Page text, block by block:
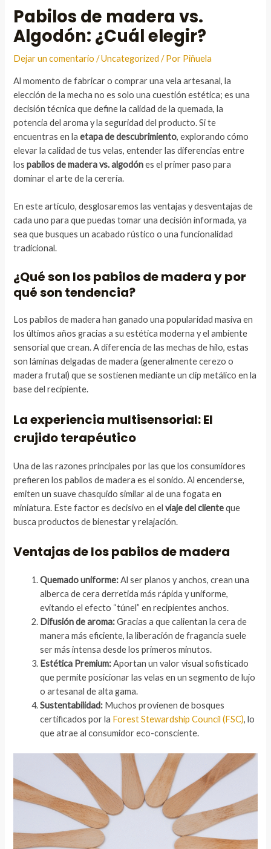
Pabilos de madera vs.
Algodón: ¿Cuál elegir?
Dejar un comentario /Uncategorized / Por Piñuela
Al momento de fabricar o comprar una vela artesanal, la
elección de la mecha no es solo una cuestión estética; es una
decisión técnica que define la calidad de la quemada, la
potencia del aroma y la seguridad del producto. Si te
encuentras en laetapa de descubrimiento, explorando cómo
elevar la calidad de tus velas, entender las diferencias entre
lospabilos de madera vs. algodónes el primer paso para
dominar el arte de la cerería.
En este artículo, desglosaremos las ventajas y desventajas de
cada uno para que puedas tomar una decisión informada, ya
sea que busques un acabado rústico o una funcionalidad
tradicional.
¿Qué son los pabilos de madera y por
qué son tendencia?
Los pabilos de madera han ganado una popularidad masiva en
los últimos años gracias a su estética moderna y el ambiente
sensorial que crean. A diferencia de las mechas de hilo, estas
son láminas delgadas de madera (generalmente cerezo o
madera frutal) que se sostienen mediante un clip metálico en la
base del recipiente.
La experiencia multisensorial: El
crujido terapéutico
Una de las razones principales por las que los consumidores
prefieren los pabilos de madera es el sonido. Al encenderse,
emiten un suave chasquido similar al de una fogata en
miniatura. Este factor es decisivo en elviaje del clienteque
busca productos de bienestar y relajación.
Ventajas de los pabilos de madera
Quemado uniforme:Al ser planos y anchos, crean una
alberca de cera derretida más rápida y uniforme,
evitando el efecto “túnel” en recipientes anchos.
Difusión de aroma:Gracias a que calientan la cera de
manera más eficiente, la liberación de fragancia suele
ser más intensa desde los primeros minutos.
Estética Premium:Aportan un valor visual sofisticado
que permite posicionar las velas en un segmento de lujo
o artesanal de alta gama.
Sustentabilidad: Muchos provienen de bosques
certificados por la Forest Stewardship Council (FSC), lo
que atrae al consumidor eco-consciente.